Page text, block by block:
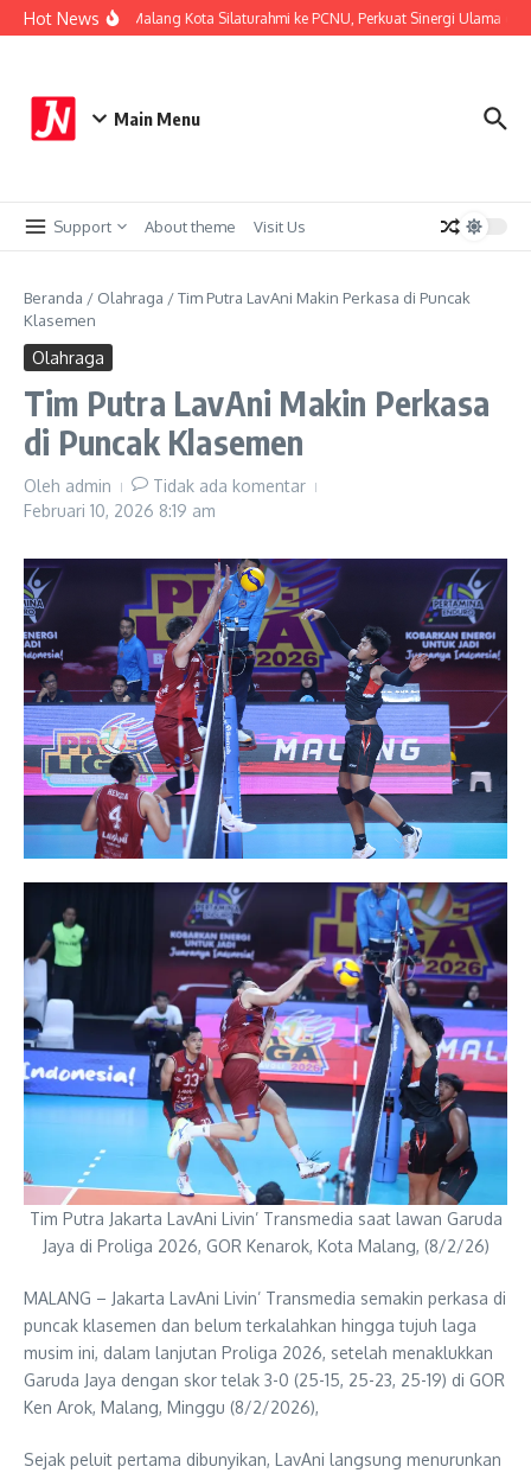
Lewati ke konten
Hot News
Kapolresta Malang Kota Silaturahmi ke PCNU, Perkuat Sinergi Ulama dan
Main Menu
Support About theme Visit Us
Beranda / Olahraga /Tim Putra LavAni Makin Perkasa di Puncak
Klasemen
Olahraga
Tim Putra LavAni Makin Perkasa
di Puncak Klasemen
Oleh admin
Tidak ada komentar
Februari 10, 2026 8:19 am
Tim Putra Jakarta LavAni Livin’ Transmedia saat lawan Garuda
Jaya di Proliga 2026, GOR Kenarok, Kota Malang, (8/2/26)
MALANG – Jakarta LavAni Livin’ Transmedia semakin perkasa di
puncak klasemen dan belum terkalahkan hingga tujuh laga
musim ini, dalam lanjutan Proliga 2026, setelah menaklukkan
Garuda Jaya dengan skor telak 3-0 (25-15, 25-23, 25-19) di GOR
Ken Arok, Malang, Minggu (8/2/2026),
Sejak peluit pertama dibunyikan, LavAni langsung menurunkan